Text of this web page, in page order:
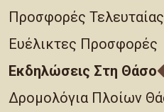
Προσφορές
Ευέλικτες Προσφορές
Εκδηλώσεις Στη Θάσο
Δρομολόγια Πλοίων